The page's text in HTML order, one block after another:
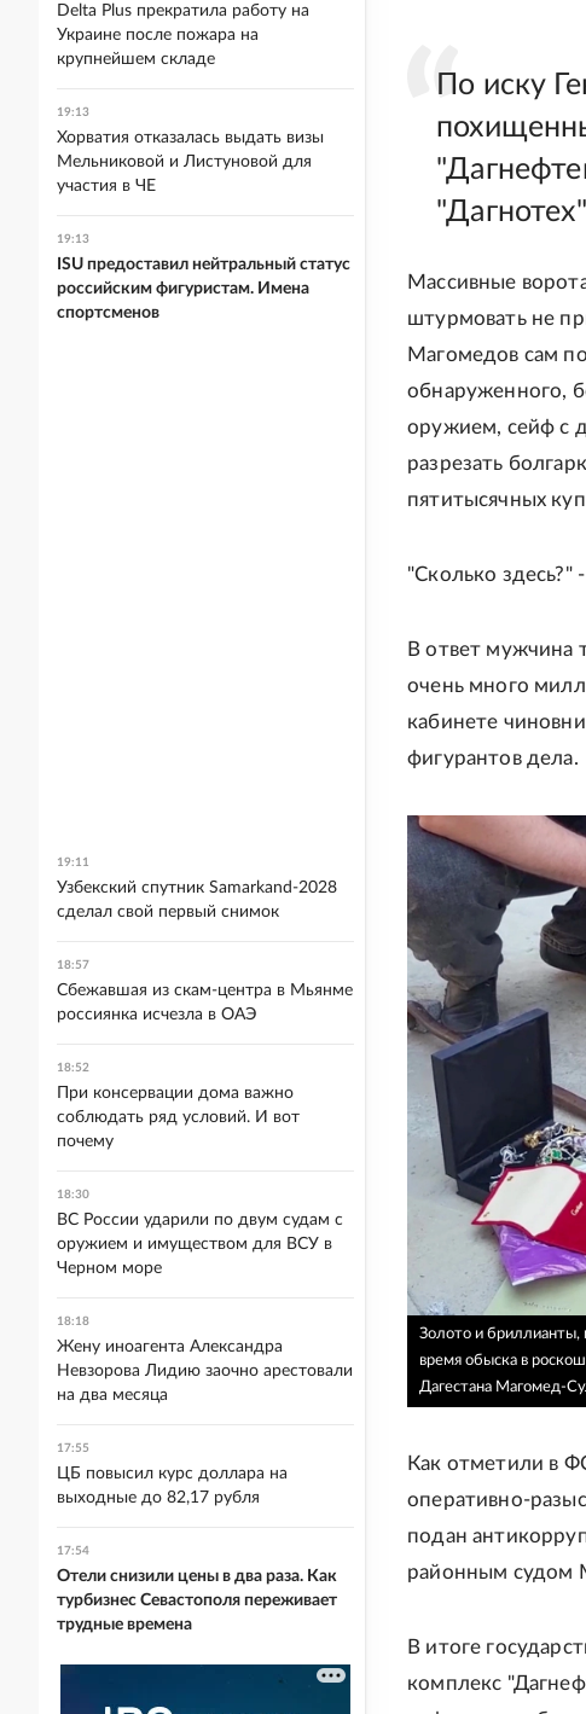
По иску
"Дагнотех"
Массивные
штурмовать не
Магомедов сам
обнаруженного,
оружием, сейф с
разрезать
пятитысячных
"Сколько здесь?"
В ответ мужчина
очень много
кабинете
фигурантов дела.
Золото и бриллианты,
время обыска в
Дагестана Магомед-
Как отметили в
оперативно-
подан
районным судом
В итоге
комплекс
Delta Plus прекратила работу на
Украине после пожара на
крупнейшем складе
19:13
Хорватия отказалась выдать визы
Мельниковой и Листуновой для
участия в ЧЕ
19:13
ISU предоставил нейтральный статус
российским фигуристам. Имена
спортсменов
19:11
Узбекский спутник Samarkand-2028
сделал свой первый снимок
18:57
Сбежавшая из скам-центра в Мьянме
россиянка исчезла в ОАЭ
18:52
При консервации дома важно
соблюдать ряд условий. И вот
почему
18:30
ВС России ударили по двум судам с
оружием и имуществом для ВСУ в
Черном море
18:18
Жену иноагента Александра
Невзорова Лидию заочно арестовали
на два месяца
17:55
ЦБ повысил курс доллара на
выходные до 82,17 рубля
17:54
Отели снизили цены в два раза. Как
турбизнес Севастополя переживает
трудные времена